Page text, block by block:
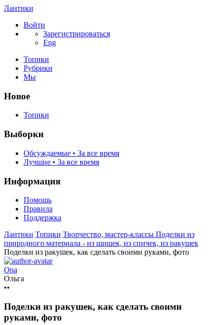
Лантики
Войти
Зарегистрироваться
Eng
Топики
Рубрики
Мы
Новое
Топики
Выборки
Обсуждаемые • За все время
Лучшие • За все время
Информация
Помощь
Правила
Поддержка
Лантики Топики Творчество, мастер-классы Поделки из
природного материала - из шишек, из спичек, из ракушек
Поделки из ракушек, как сделать своими руками, фото
Ona
Ольга
••
Поделки из ракушек, как сделать своими
руками, фото